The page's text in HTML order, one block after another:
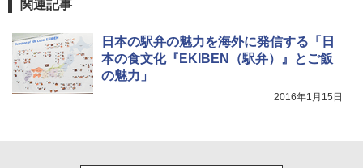
￥9,990
[キャンパーズコレクション 山善] 傘みたいに
ンパクト多機能設計 持ち運び便利 アウトド
ア/オフィス/教育現場/展示会用 緑
￥1,180
関連記事
日本の駅弁の魅力を海外に発信する「日
本の食文化『EKIBEN（駅弁）』とご飯
の魅力」
2016年1月15日